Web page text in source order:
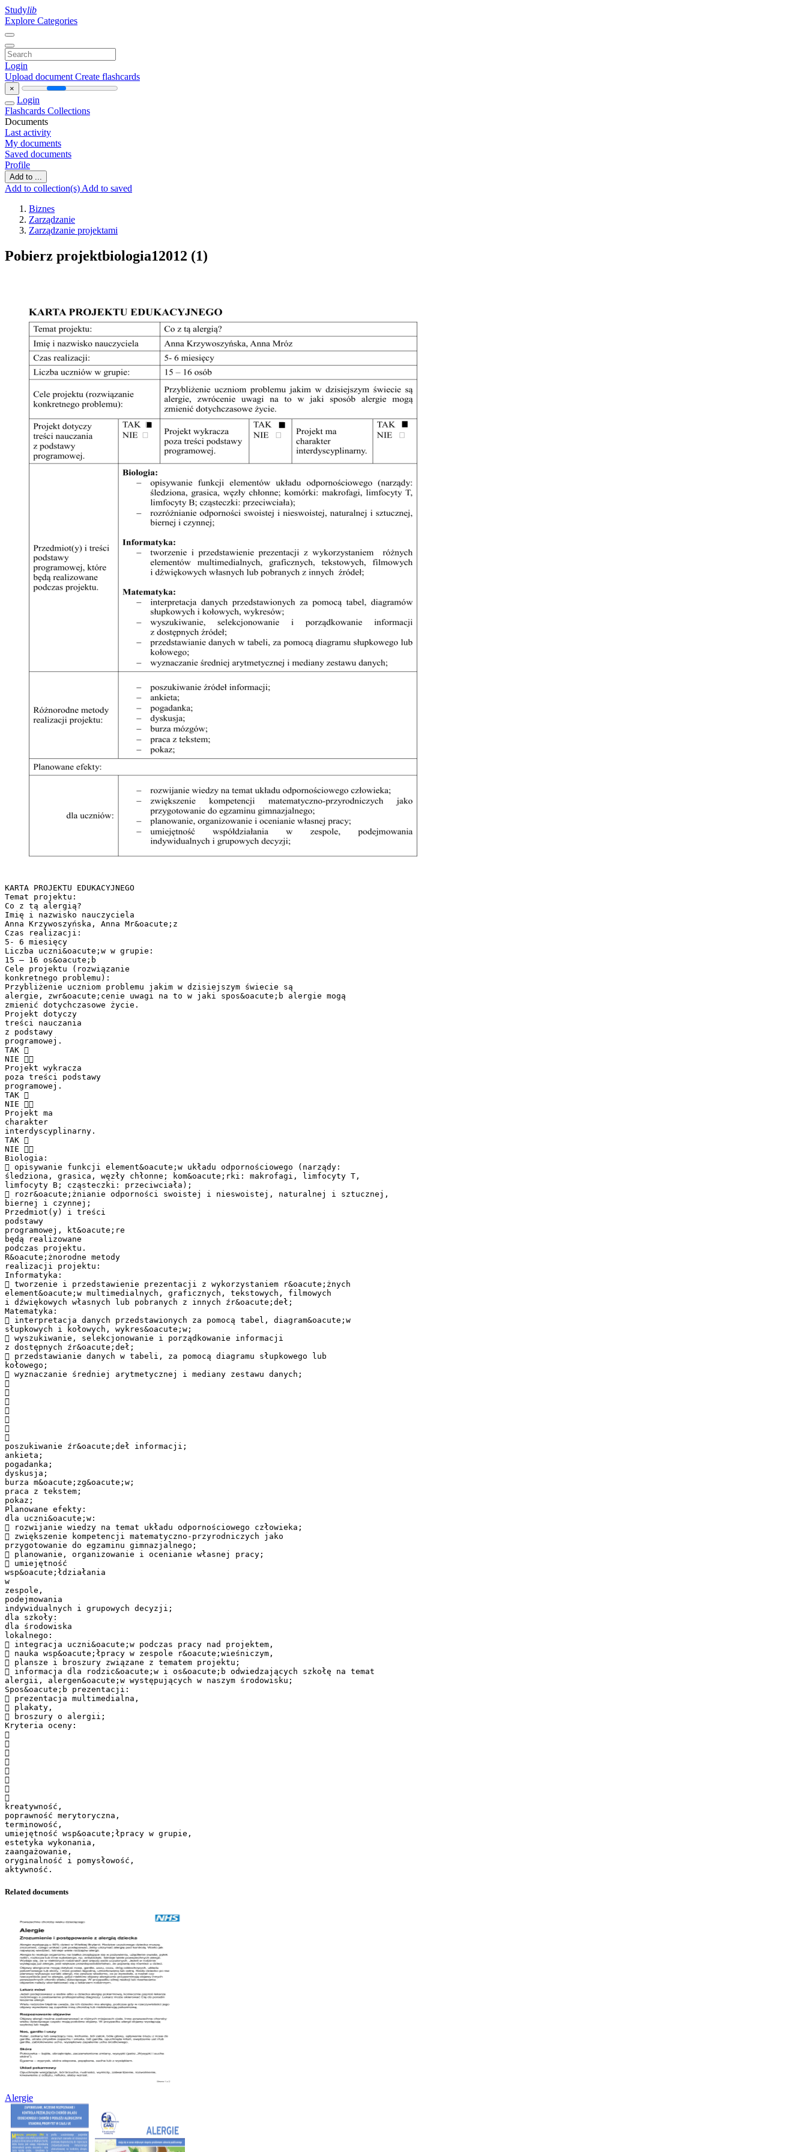
Studylib
Explore Categories
Login
Upload document Create flashcards
×
Login
Flashcards Collections
Documents
Last activity
My documents
Saved documents
Profile
Add to ...
Add to collection(s) Add to saved
Biznes
Zarządzanie
Zarządzanie projektami
Pobierz projektbiologia12012 (1)
KARTA PROJEKTU EDUKACYJNEGO
Temat projektu:
Co z tą alergią?
Imię i nazwisko nauczyciela
Anna Krzywoszyńska, Anna Mr&oacute;z
Czas realizacji:
5- 6 miesięcy
Liczba uczni&oacute;w w grupie:
15 – 16 os&oacute;b
Cele projektu (rozwiązanie
konkretnego problemu):
Przybliżenie uczniom problemu jakim w dzisiejszym świecie są
alergie, zwr&oacute;cenie uwagi na to w jaki spos&oacute;b alergie mogą
zmienić dotychczasowe życie.
Projekt dotyczy
treści nauczania
z podstawy
programowej.
TAK 
NIE 
Projekt wykracza
poza treści podstawy
programowej.
TAK 
NIE 
Projekt ma
charakter
interdyscyplinarny.
TAK 
NIE 
Biologia:
 opisywanie funkcji element&oacute;w układu odpornościowego (narządy:
śledziona, grasica, węzły chłonne; kom&oacute;rki: makrofagi, limfocyty T,
limfocyty B; cząsteczki: przeciwciała);
 rozr&oacute;żnianie odporności swoistej i nieswoistej, naturalnej i sztucznej,
biernej i czynnej;
Przedmiot(y) i treści
podstawy
programowej, kt&oacute;re
będą realizowane
podczas projektu.
R&oacute;żnorodne metody
realizacji projektu:
Informatyka:
 tworzenie i przedstawienie prezentacji z wykorzystaniem r&oacute;żnych
element&oacute;w multimedialnych, graficznych, tekstowych, filmowych
i dźwiękowych własnych lub pobranych z innych źr&oacute;deł;
Matematyka:
 interpretacja danych przedstawionych za pomocą tabel, diagram&oacute;w
słupkowych i kołowych, wykres&oacute;w;
 wyszukiwanie, selekcjonowanie i porządkowanie informacji
z dostępnych źr&oacute;deł;
 przedstawianie danych w tabeli, za pomocą diagramu słupkowego lub
kołowego;
 wyznaczanie średniej arytmetycznej i mediany zestawu danych;







poszukiwanie źr&oacute;deł informacji;
ankieta;
pogadanka;
dyskusja;
burza m&oacute;zg&oacute;w;
praca z tekstem;
pokaz;
Planowane efekty:
dla uczni&oacute;w:
 rozwijanie wiedzy na temat układu odpornościowego człowieka;
 zwiększenie kompetencji matematyczno-przyrodniczych jako
przygotowanie do egzaminu gimnazjalnego;
 planowanie, organizowanie i ocenianie własnej pracy;
 umiejętność
wsp&oacute;łdziałania
w
zespole,
podejmowania
indywidualnych i grupowych decyzji;
dla szkoły:
dla środowiska
lokalnego:
 integracja uczni&oacute;w podczas pracy nad projektem,
 nauka wsp&oacute;łpracy w zespole r&oacute;wieśniczym,
 plansze i broszury związane z tematem projektu;
 informacja dla rodzic&oacute;w i os&oacute;b odwiedzających szkołę na temat
alergii, alergen&oacute;w występujących w naszym środowisku;
Spos&oacute;b prezentacji:
 prezentacja multimedialna,
 plakaty,
 broszury o alergii;
Kryteria oceny:








kreatywność,
poprawność merytoryczna,
terminowość,
umiejętność wsp&oacute;łpracy w grupie,
estetyka wykonania,
zaangażowanie,
oryginalność i pomysłowość,
Related documents
Alergie